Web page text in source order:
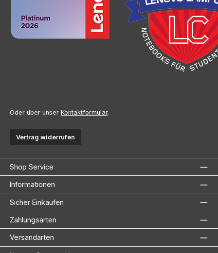
Oder über unser Kontaktformular.
Vertrag widerrufen
Shop Service
Informationen
Sicher Einkaufen
Zahlungsarten
Versandarten